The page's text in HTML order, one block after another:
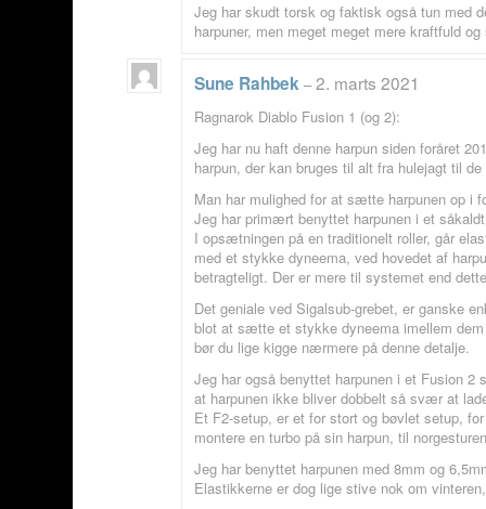
Jeg har skudt torsk og faktisk også tun med
harpuner, men meget meget mere kraftfuld
Sune Rahbek– 2. marts 2021
Ragnarok Diablo Fusion 1 (og 2):
Jeg har nu haft denne harpun siden foråret
harpun, der kan bruges til alt fra hulejagt til
Man har mulighed for at sætte harpunen op i
Jeg har primært benyttet harpunen i et
I opsætningen på en traditionelt roller, går
med et stykke dyneema, ved hovedet af
betragteligt. Der er mere til systemet end
Det geniale ved Sigalsub-grebet, er ganske
blot at sætte et stykke dyneema imellem
bør du lige kigge nærmere på denne detalje.
Jeg har også benyttet harpunen i et Fusion
at harpunen ikke bliver dobbelt så svær at
Et F2-setup, er et for stort og bøvlet setup,
montere en turbo på sin harpun, til
Jeg har benyttet harpunen med 8mm og
Elastikkerne er dog lige stive nok om